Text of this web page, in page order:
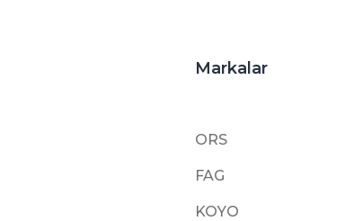
Markalar
ORS
FAG
KOYO